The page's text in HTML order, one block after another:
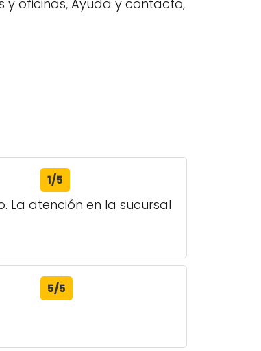
y oficinas, Ayuda y contacto,
1/5
La atención en la sucursal
5/5